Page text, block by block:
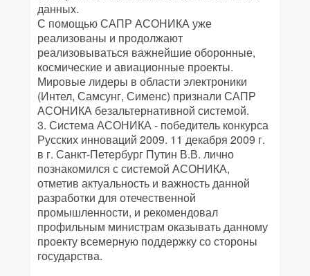
данных.
С помощью САПР АСОНИКА уже
реализованы и продолжают
реализовываться важнейшие оборонные,
космические и авиационные проекты.
Мировые лидеры в области электроники
(Интел, Самсунг, Сименс) признали САПР
АСОНИКА безальтернативной системой.
3. Система АСОНИКА - победитель конкурса
Русских инноваций 2009. 11 декабря 2009 г.
в г. Санкт-Петербург Путин В.В. лично
познакомился с системой АСОНИКА,
отметив актуальность и важность данной
разработки для отечественной
промышленности, и рекомендовал
профильным министрам оказывать данному
проекту всемерную поддержку со стороны
государства.